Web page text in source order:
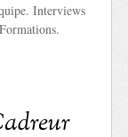
Interviews